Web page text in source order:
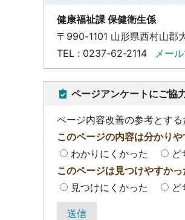
健康福祉課 保健衛生係
〒990-1101 山形県西村山郡
TEL : 0237-62-2114
メー
ページアンケートにご協
ページ内容改善の参考とする
このページの内容は分かり
わかりにくかった
ど
このページは見つけやすかっ
見つけにくかった
ど
送信